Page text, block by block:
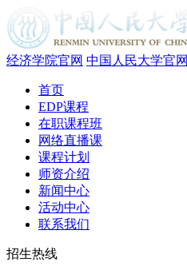
经济学院官网 中国人民大学官网
首页
EDP课程
在职课程班
网络直播课
课程计划
师资介绍
新闻中心
活动中心
联系我们
招生热线